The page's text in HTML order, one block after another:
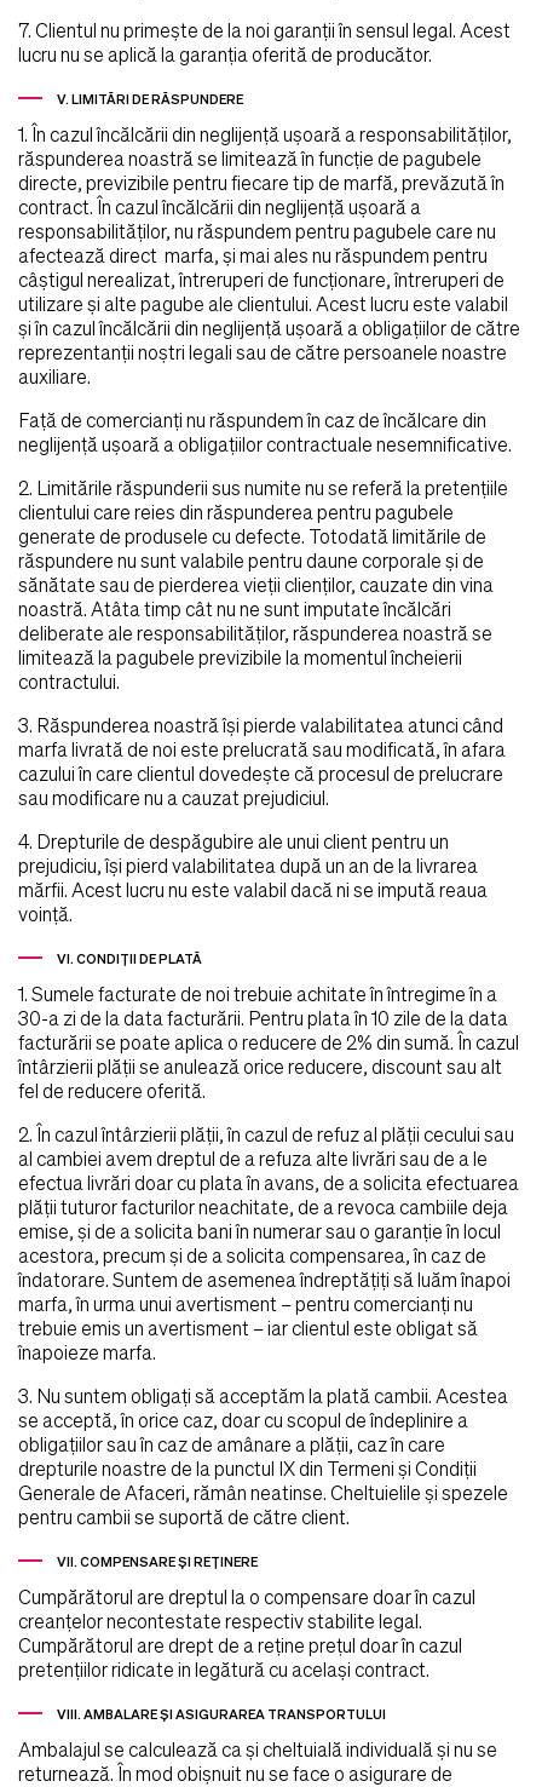
7. Clientul nu primeşte de la noi garanţii în sensul legal. Acest
lucru nu se aplică la garanţia oferită de producător.
V. LIMITĂRI DE RĂSPUNDERE
1. În cazul încălcării din neglijenţă uşoară a responsabilităţilor,
răspunderea noastră se limitează în funcţie de pagubele
directe, previzibile pentru fiecare tip de marfă, prevăzută în
contract. În cazul încălcării din neglijenţă uşoară a
responsabilităţilor, nu răspundem pentru pagubele care nu
afectează direct marfa, şi mai ales nu răspundem pentru
câştigul nerealizat, întreruperi de funcţionare, întreruperi de
utilizare şi alte pagube ale clientului. Acest lucru este valabil
şi în cazul încălcării din neglijenţă uşoară a obligaţiilor de către
reprezentanţii noştri legali sau de către persoanele noastre
auxiliare.
Faţă de comercianţi nu răspundem în caz de încălcare din
neglijenţă uşoară a obligaţiilor contractuale nesemnificative.
2. Limitările răspunderii sus numite nu se referă la pretenţiile
clientului care reies din răspunderea pentru pagubele
generate de produsele cu defecte. Totodată limitările de
răspundere nu sunt valabile pentru daune corporale şi de
sănătate sau de pierderea vieţii clienţilor, cauzate din vina
noastră. Atâta timp cât nu ne sunt imputate încălcări
deliberate ale responsabilităţilor, răspunderea noastră se
limitează la pagubele previzibile la momentul încheierii
contractului.
3. Răspunderea noastră îşi pierde valabilitatea atunci când
marfa livrată de noi este prelucrată sau modificată, în afara
cazului în care clientul dovedeşte că procesul de prelucrare
sau modificare nu a cauzat prejudiciul.
4. Drepturile de despăgubire ale unui client pentru un
prejudiciu, îşi pierd valabilitatea după un an de la livrarea
mărfii. Acest lucru nu este valabil dacă ni se impută reaua
voinţă.
VI. CONDIŢII DE PLATĂ
1. Sumele facturate de noi trebuie achitate în întregime în a
30-a zi de la data facturării. Pentru plata în 10 zile de la data
facturării se poate aplica o reducere de 2% din sumă. În cazul
întârzierii plăţii se anulează orice reducere, discount sau alt
fel de reducere oferită.
2. În cazul întârzierii plăţii, în cazul de refuz al plăţii cecului sau
al cambiei avem dreptul de a refuza alte livrări sau de a le
efectua livrări doar cu plata în avans, de a solicita efectuarea
plăţii tuturor facturilor neachitate, de a revoca cambiile deja
emise, şi de a solicita bani în numerar sau o garanţie în locul
acestora, precum şi de a solicita compensarea, în caz de
îndatorare. Suntem de asemenea îndreptăţiţi să luăm înapoi
marfa, în urma unui avertisment – pentru comercianţi nu
trebuie emis un avertisment – iar clientul este obligat să
înapoieze marfa.
3. Nu suntem obligaţi să acceptăm la plată cambii. Acestea
se acceptă, în orice caz, doar cu scopul de îndeplinire a
obligaţiilor sau în caz de amânare a plăţii, caz în care
drepturile noastre de la punctul IX din Termeni şi Condiţii
Generale de Afaceri, rămân neatinse. Cheltuielile şi spezele
pentru cambii se suportă de către client.
VII. COMPENSARE ŞI REŢINERE
Cumpărătorul are dreptul la o compensare doar în cazul
creanţelor necontestate respectiv stabilite legal.
Cumpărătorul are drept de a reţine preţul doar în cazul
pretenţiilor ridicate in legătură cu acelaşi contract.
VIII. AMBALARE ŞI ASIGURAREA TRANSPORTULUI
Ambalajul se calculează ca şi cheltuială individuală şi nu se
returnează. În mod obişnuit nu se face o asigurare de